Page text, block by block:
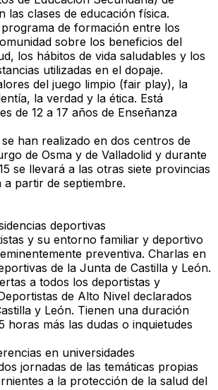
las clases de educación física.
de formación entre los
sobre los beneficios del
los hábitos de vida saludables y los
utilizadas en el dopaje.
del juego limpio (fair play), la
la verdad y la ética. Está
de 12 a 17 años de Enseñanza
han realizado en dos centros de
de Osma y de Valladolid y durante
se llevará a las otras siete provincias
a partir de septiembre.
deportivas
y su entorno familiar y deportivo
preventiva. Charlas en
de la Junta de Castilla y León.
a todos los deportistas y
de Alto Nivel declarados
y León. Tienen una duración
horas más las dudas o inquietudes
en universidades
jornadas de las temáticas propias
a la protección de la salud del